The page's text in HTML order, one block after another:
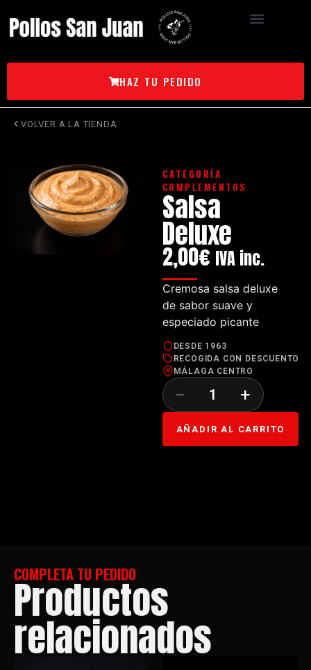
HAZ TU PEDIDO
VOLVER A LA TIENDA
CATEGORÍA
COMPLEMENTOS
Salsa
Deluxe
2,00€ IVA inc.
Cremosa salsa deluxe
de sabor suave y
especiado picante
DESDE 1963
RECOGIDA CON DESCUENTO
MÁLAGA CENTRO
− +
AÑADIR AL CARRITO
COMPLETA TU PEDIDO
Productos
relacionados